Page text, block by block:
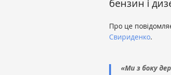
бензин і
Про це
Свириденко.
«Ми з боку